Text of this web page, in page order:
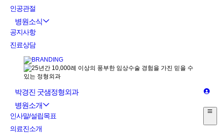
인공관절
병원소식
공지사항
진료상담
박경진 굿샘정형외과
병원소개
인사말/설립목표
의료진소개